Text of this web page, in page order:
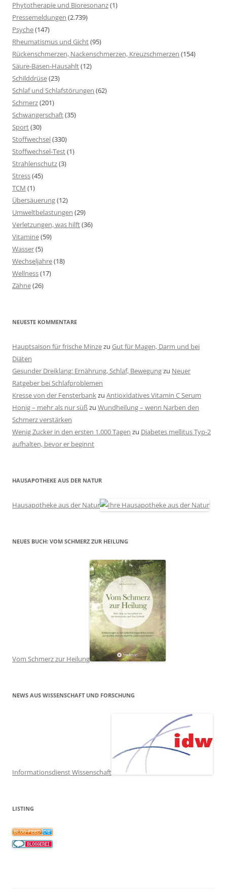
Phytotherapie und Bioresonanz(1)
Pressemeldungen (2.739)
Psyche(147)
Rheumatismus und Gicht(95)
Rückenschmerzen, Nackenschmerzen, Kreuzschmerzen (154)
Säure-Basen-Hausahlt(12)
Schilddrüse(23)
Schlaf und Schlafstörungen (62)
Schmerz(201)
Schwangerschaft(35)
Sport(30)
Stoffwechsel(330)
Stoffwechsel-Test(1)
Strahlenschutz(3)
Stress(45)
TCM (1)
Übersäuerung(12)
Umweltbelastungen (29)
Verletzungen, was hilft(36)
Vitamine(59)
Wasser(5)
Wechseljahre(18)
Wellness(17)
Zähne(26)
NEUESTE KOMMENTARE
Hauptsaison für frische Minzezu Gut für Magen, Darm und bei
Diäten
Gesunder Dreiklang: Ernährung, Schlaf, Bewegungzu Neuer
Ratgeber bei Schlafproblemen
Kresse von der Fensterbankzu Antioxidatives Vitamin C Serum
Honig – mehr als nur süßzu Wundheilung – wenn Narben den
Schmerz verstärken
Wenig Zucker in den ersten 1.000 Tagen zu Diabetes mellitus Typ-2
aufhalten, bevor er beginnt
HAUSAPOTHEKE AUS DER NATUR
Hausapotheke aus der Natur
NEUES BUCH: VOM SCHMERZ ZUR HEILUNG
Vom Schmerz zur Heilung
NEWS AUS WISSENSCHAFT UND FORSCHUNG
Informationsdienst Wissenschaft
LISTING